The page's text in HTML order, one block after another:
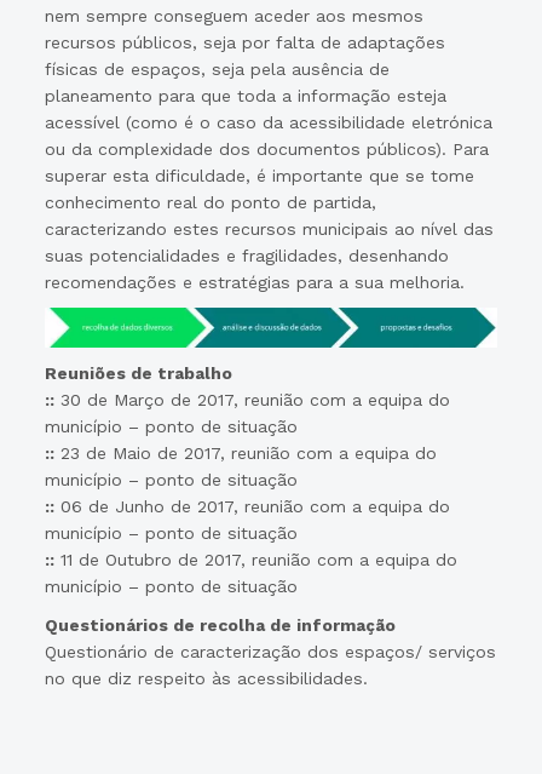
nem sempre conseguem aceder aos mesmos
recursos públicos, seja por falta de adaptações
físicas de espaços, seja pela ausência de
planeamento para que toda a informação esteja
acessível (como é o caso da acessibilidade eletrónica
ou da complexidade dos documentos públicos). Para
superar esta dificuldade, é importante que se tome
conhecimento real do ponto de partida,
caracterizando estes recursos municipais ao nível das
suas potencialidades e fragilidades, desenhando
recomendações e estratégias para a sua melhoria.
Reuniões de trabalho
:: 30 de Março de 2017, reunião com a equipa do
município – ponto de situação
:: 23 de Maio de 2017, reunião com a equipa do
município – ponto de situação
:: 06 de Junho de 2017, reunião com a equipa do
município – ponto de situação
:: 11 de Outubro de 2017, reunião com a equipa do
município – ponto de situação
Questionários de recolha de informação
Questionário de caracterização dos espaços/ serviços
no que diz respeito às acessibilidades.